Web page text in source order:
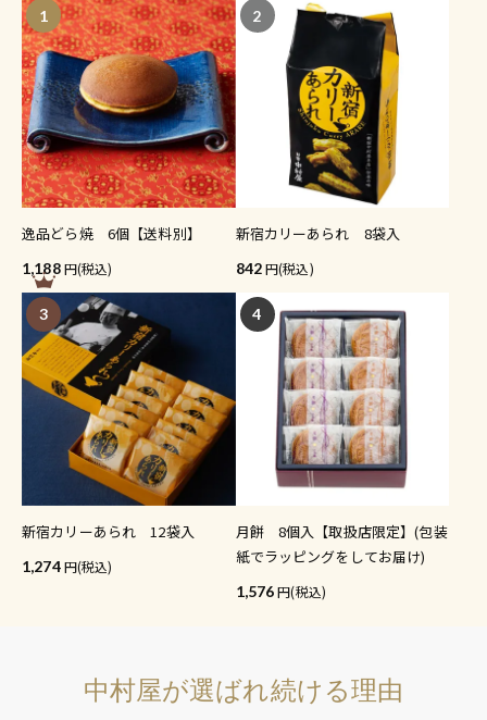
1
逸品どら焼 6個【送料別】
1,188 (税込)
2
新宿カリーあられ 8袋入
842 (税込)
3
新宿カリーあられ 12袋入
1,274 (税込)
4
月餅 8個入【取扱店限定】(包装
紙でラッピングをしてお届け)
1,576 (税込)
中村屋が選ばれ続ける理由